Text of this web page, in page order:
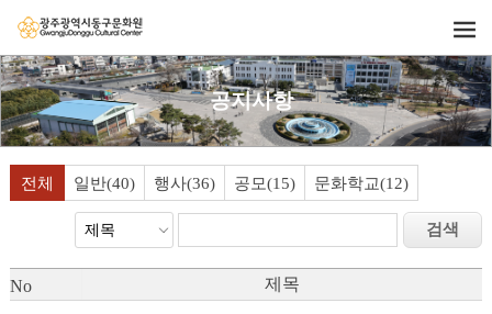
공지사항
전체 일반(40) 행사(36) 공모(15) 문화학교(12)
No 제목